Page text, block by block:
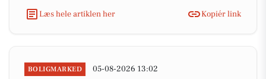
Læs hele artiklen her
Kopiér link
BOLIGMARKED 05-08-2026 13:02